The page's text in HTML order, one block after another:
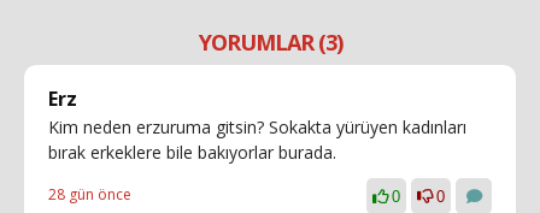
YORUMLAR (3)
Erz
Kim neden erzuruma gitsin? Sokakta yürüyen kadınları
bırak erkeklere bile bakıyorlar burada.
28 gün önce 0 0